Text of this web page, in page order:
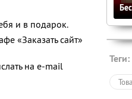
и в подарок.
«Заказать сайт»
на e-mail
Теги: